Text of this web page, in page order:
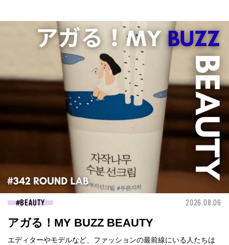
BEAUTY 2026.08.06
アガる！MY BUZZ BEAUTY
エディターやモデルなど、ファッションの最前線にいる人たちは